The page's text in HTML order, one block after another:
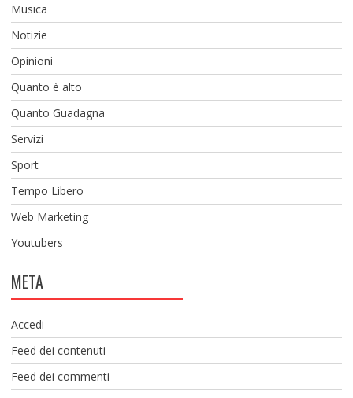
Musica
Notizie
Opinioni
Quanto è alto
Quanto Guadagna
Servizi
Sport
Tempo Libero
Web Marketing
Youtubers
META
Accedi
Feed dei contenuti
Feed dei commenti